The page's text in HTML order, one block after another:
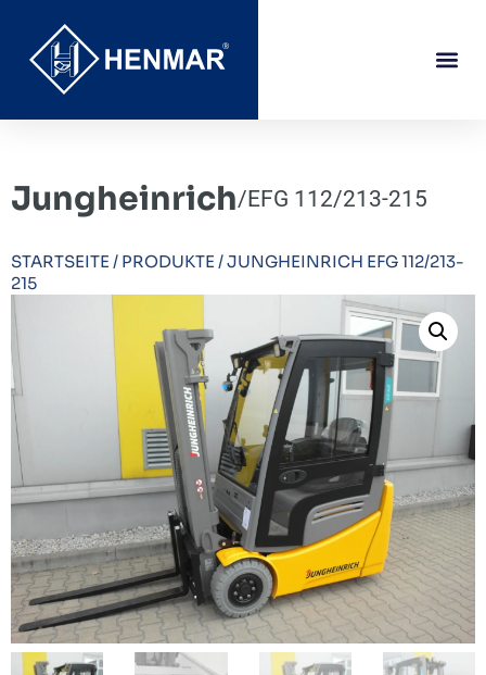
Jungheinrich/EFG 112/213-215
STARTSEITE / PRODUKTE /JUNGHEINRICH EFG 112/213-
215